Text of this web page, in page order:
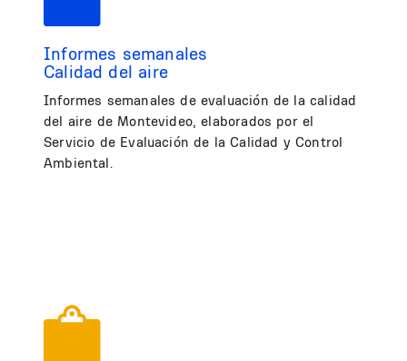
Informes semanales
Calidad del aire
Informes semanales de evaluación de la calidad
del aire de Montevideo, elaborados por el
Servicio de Evaluación de la Calidad y Control
Ambiental.